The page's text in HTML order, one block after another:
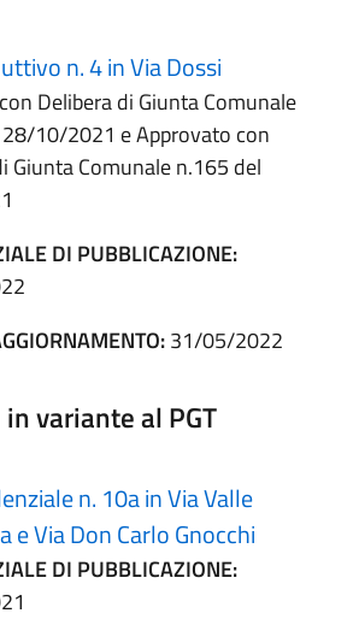
n. 4 in Via Dossi
Delibera di Giunta Comunale
10/2021 e Approvato con
Giunta Comunale n.165 del
DI PUBBLICAZIONE:
31/05/2022
variante al PGT
n. 10a in Via Valle
e Via Don Carlo Gnocchi
DI PUBBLICAZIONE: